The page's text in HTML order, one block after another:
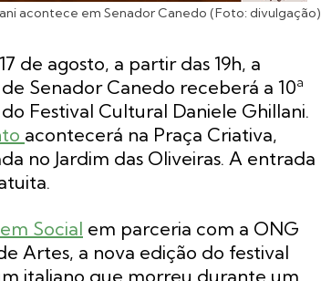
acontece em Senador Canedo (Foto: divulgação)
de agosto, a partir das 19h, a
Senador Canedo receberá a 10ª
Festival Cultural Daniele Ghillani.
acontecerá na Praça Criativa,
no Jardim das Oliveiras. A entrada
Social em parceria com a ONG
Artes, a nova edição do festival
italiano que morreu durante um